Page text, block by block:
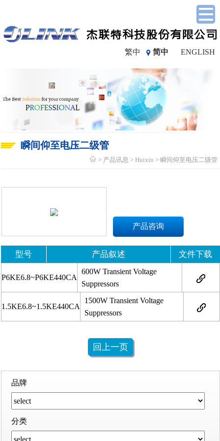
ENGLISH
简中
繁中
瞬间仰至电压二级管
产品讯息 Huixin 瞬间仰至电压二级管
产品咨询
型号 产品叙述 文件下载
P6KE6.8~P6KE440CA
600W Transient Voltage
Suppressors
1.5KE6.8~1.5KE440CA
1500W Transient Voltage
Suppressors
回上一页
品牌
分类